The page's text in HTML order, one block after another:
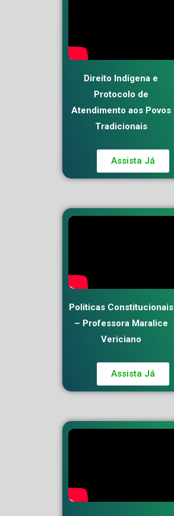
Direito Indígena e
Protocolo de
Atendimento aos Povos
Tradicionais
Assista Já
Políticas Constitucionais
– Professora Maralice
Vericiano
Assista Já